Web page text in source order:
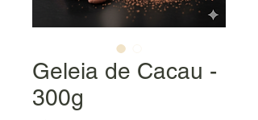
Geleia de Cacau -
300g